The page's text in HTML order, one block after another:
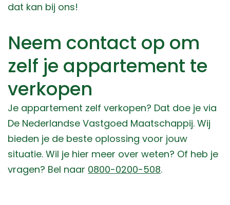
dat kan bij ons!
Neem contact op om
zelf je appartement te
verkopen
Je appartement zelf verkopen? Dat doe je via
De Nederlandse Vastgoed Maatschappij. Wij
bieden je de beste oplossing voor jouw
situatie. Wil je hier meer over weten? Of heb je
vragen? Bel naar 0800-0200-508.